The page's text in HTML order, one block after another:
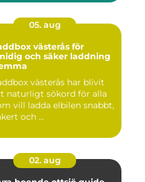
05. aug
västerås för
och säker laddning
västerås har blivit
naturligt sökord för alla
vill ladda elbilen snabbt,
och ...
02. aug